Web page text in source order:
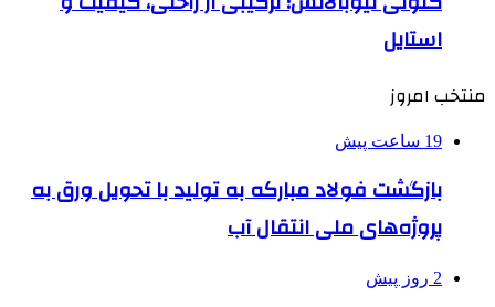
استایل
منتخب امروز
19 ساعت پیش
بازگشت فولاد مبارکه به تولید با تحویل ورق به
پروژه‌های ملی انتقال آب
2 روز پیش